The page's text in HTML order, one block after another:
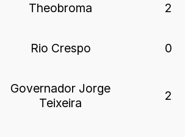
Theobroma 2
Rio Crespo 0
Governador Jorge
Teixeira
2